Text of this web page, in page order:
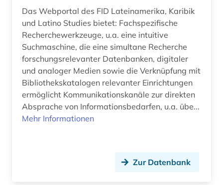
presbyterian church (1)
propaganda (1)
quelle (3)
rechtsprechung (1)
redewendung (1)
regierung (1)
Das Webportal des FID Lateinamerika, Karibik
und Latino Studies bietet: Fachspezifische
Recherchewerkzeuge, u.a. eine intuitive
Suchmaschine, die eine simultane Recherche
forschungsrelevanter Datenbanken, digitaler
und analoger Medien sowie die Verknüpfung mit
Bibliothekskatalogen relevanter Einrichtungen
ermöglicht Kommunikationskanäle zur direkten
Absprache von Informationsbedarfen, u.a. übe...
Mehr Informationen
Zur Datenbank